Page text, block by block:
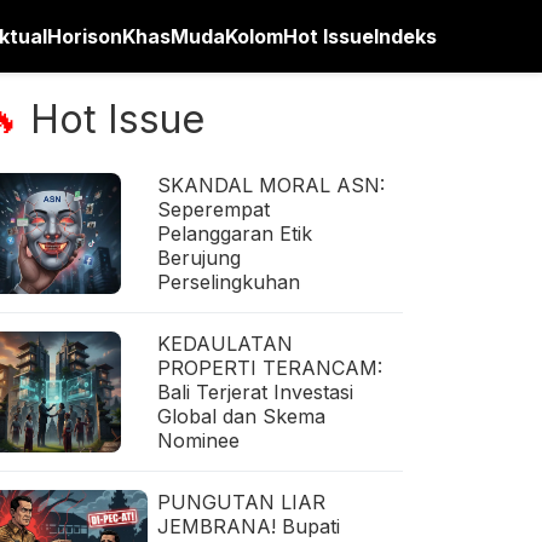
HorisonKhasMudaKolomHot IssueIndeks
Hot Issue
SKANDAL MORAL ASN:
Seperempat
Pelanggaran Etik
Berujung
Perselingkuhan
KEDAULATAN
PROPERTI TERANCAM:
Bali Terjerat Investasi
Global dan Skema
Nominee
PUNGUTAN LIAR
JEMBRANA! Bupati